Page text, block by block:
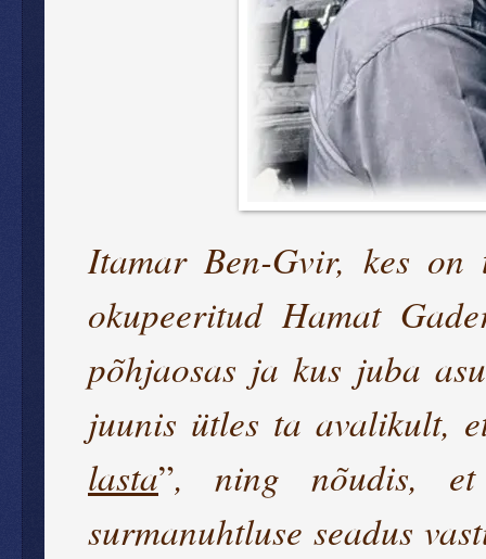
Itamar Ben-Gvir, kes on
okupeeritud Hamat
põhjaosas ja kus juba
juunis ütles ta avalikult,
lasta”, ning nõudis, et
surmanuhtluse seadus